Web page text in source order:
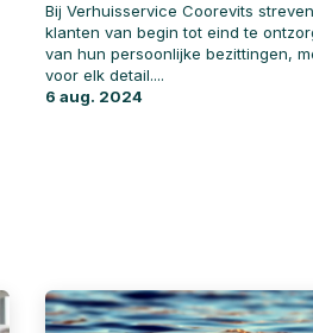
Bij Verhuisservice Coorevits
klanten van begin tot eind te
van hun persoonlijke bezittingen,
voor elk detail....
6 aug. 2024